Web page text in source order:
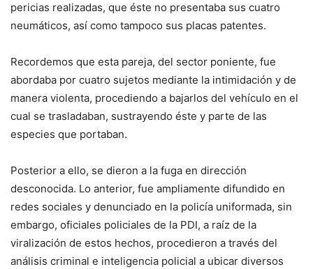
pericias realizadas, que éste no presentaba sus cuatro
neumáticos, así como tampoco sus placas patentes.
Recordemos que esta pareja, del sector poniente, fue
abordaba por cuatro sujetos mediante la intimidación y de
manera violenta, procediendo a bajarlos del vehículo en el
cual se trasladaban, sustrayendo éste y parte de las
especies que portaban.
Posterior a ello, se dieron a la fuga en dirección
desconocida. Lo anterior, fue ampliamente difundido en
redes sociales y denunciado en la policía uniformada, sin
embargo, oficiales policiales de la PDI, a raíz de la
viralización de estos hechos, procedieron a través del
análisis criminal e inteligencia policial a ubicar diversos